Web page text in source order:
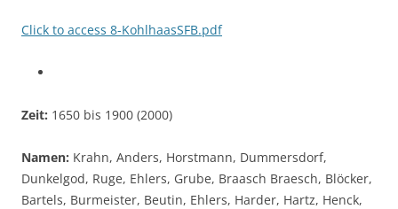
Click to access 8-KohlhaasSFB.pdf
Zeit: 1650 bis 1900 (2000)
Namen: Krahn, Anders, Horstmann, Dummersdorf,
Dunkelgod, Ruge, Ehlers, Grube, Braasch Braesch, Blöcker,
Bartels, Burmeister, Beutin, Ehlers, Harder, Hartz, Henck,